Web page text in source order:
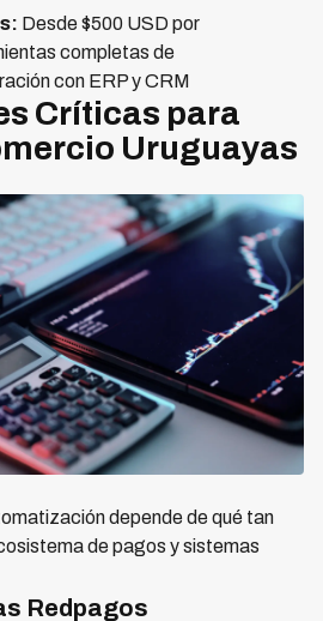
Desde $500 USD por
completas de
con ERP y CRM
Críticas para
Uruguayas
depende de qué tan
de pagos y sistemas
Redpagos